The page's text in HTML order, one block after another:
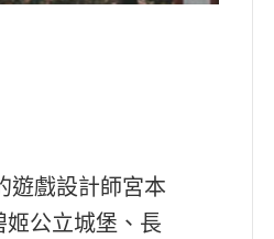
遊戲設計師宮本
姬公立城堡、長